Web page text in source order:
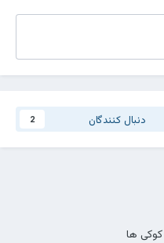
دنبال کنندگان 2
کوکی ها